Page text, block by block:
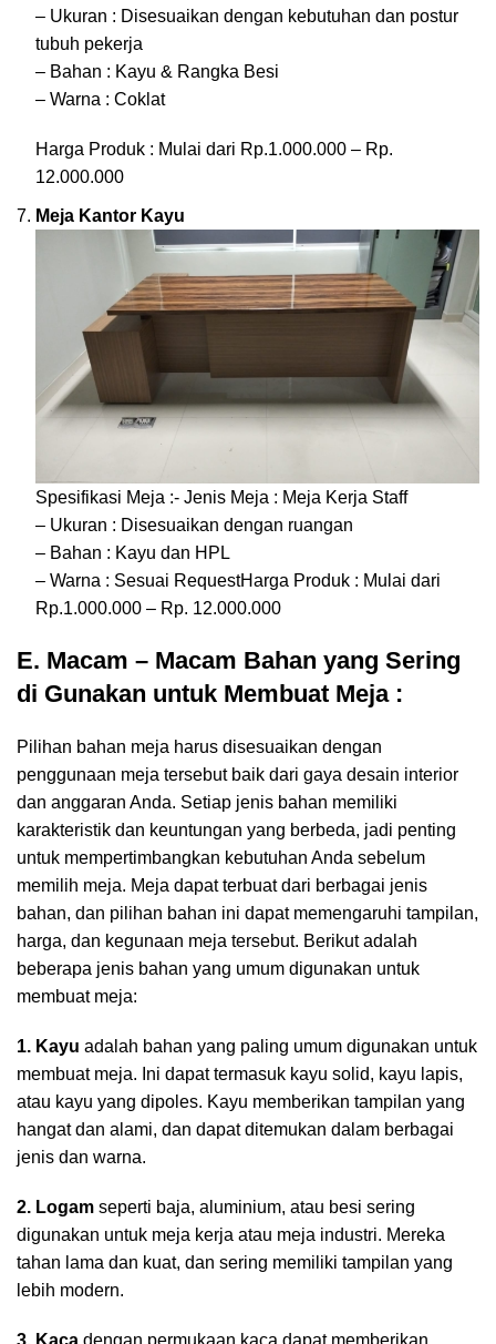
– Ukuran : Disesuaikan dengan kebutuhan dan postur
tubuh pekerja
– Bahan : Kayu & Rangka Besi
– Warna : Coklat
Harga Produk : Mulai dari Rp.1.000.000 – Rp.
12.000.000
Meja Kantor Kayu
Spesifikasi Meja :- Jenis Meja : Meja Kerja Staff
– Ukuran : Disesuaikan dengan ruangan
– Bahan : Kayu dan HPL
– Warna : Sesuai RequestHarga Produk : Mulai dari
Rp.1.000.000 – Rp. 12.000.000
E. Macam – Macam Bahan yang Sering
di Gunakan untuk Membuat Meja :
Pilihan bahan meja harus disesuaikan dengan
penggunaan meja tersebut baik dari gaya desain interior
dan anggaran Anda. Setiap jenis bahan memiliki
karakteristik dan keuntungan yang berbeda, jadi penting
untuk mempertimbangkan kebutuhan Anda sebelum
memilih meja. Meja dapat terbuat dari berbagai jenis
bahan, dan pilihan bahan ini dapat memengaruhi tampilan,
harga, dan kegunaan meja tersebut. Berikut adalah
beberapa jenis bahan yang umum digunakan untuk
membuat meja:
1. Kayu adalah bahan yang paling umum digunakan untuk
membuat meja. Ini dapat termasuk kayu solid, kayu lapis,
atau kayu yang dipoles. Kayu memberikan tampilan yang
hangat dan alami, dan dapat ditemukan dalam berbagai
jenis dan warna.
2. Logam seperti baja, aluminium, atau besi sering
digunakan untuk meja kerja atau meja industri. Mereka
tahan lama dan kuat, dan sering memiliki tampilan yang
lebih modern.
3. Kaca dengan permukaan kaca dapat memberikan